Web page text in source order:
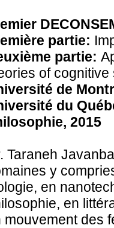
partie:
partie:
of cognitive
de
du
2015
Taraneh
y
, en
en
mouvement des